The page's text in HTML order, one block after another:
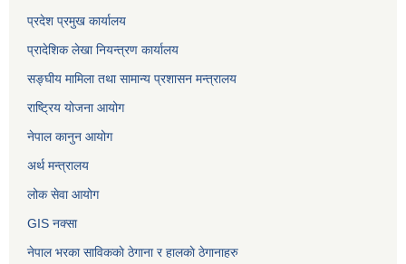
प्रदेश प्रमुख कार्यालय
प्रादेशिक लेखा नियन्त्रण कार्यालय
सङ्‍घीय मामिला तथा सामान्य प्रशासन मन्त्रालय
राष्ट्रिय योजना आयोग
नेपाल कानुन आयोग
अर्थ मन्त्रालय
लोक सेवा आयोग
GIS नक्सा
नेपाल भरका साविककाे ठेगाना र हालकाे ठेगानाहरु